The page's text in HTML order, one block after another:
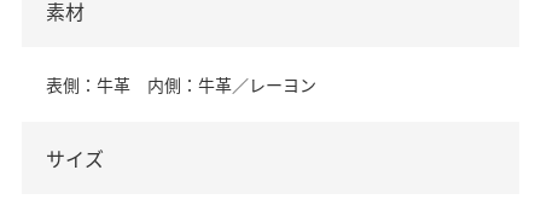
素材
表側：牛革 内側：牛革／レーヨン
サイズ